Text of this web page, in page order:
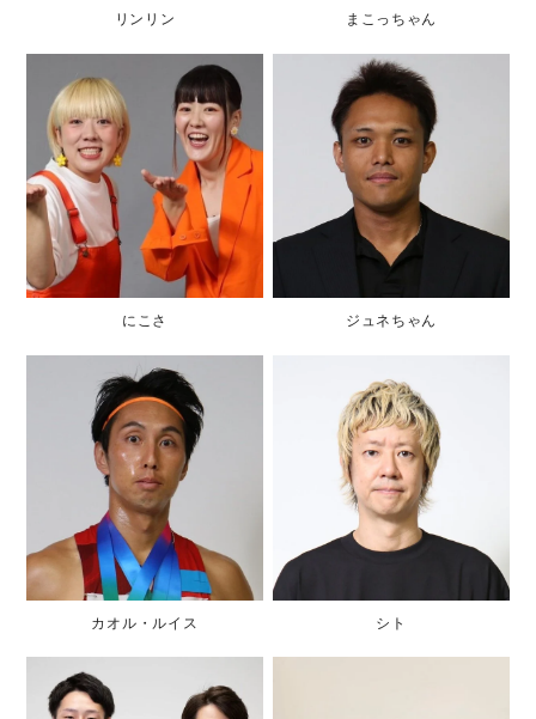
リンリン まこっちゃん
にこさ ジュネちゃん
カオル・ルイス シト